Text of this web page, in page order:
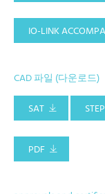
IO-LINK
CAD 파일 (다운로드)
SAT
PDF